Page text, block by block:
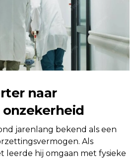
naar
jarenlang bekend als een
Als
leerde hij omgaan met fysieke